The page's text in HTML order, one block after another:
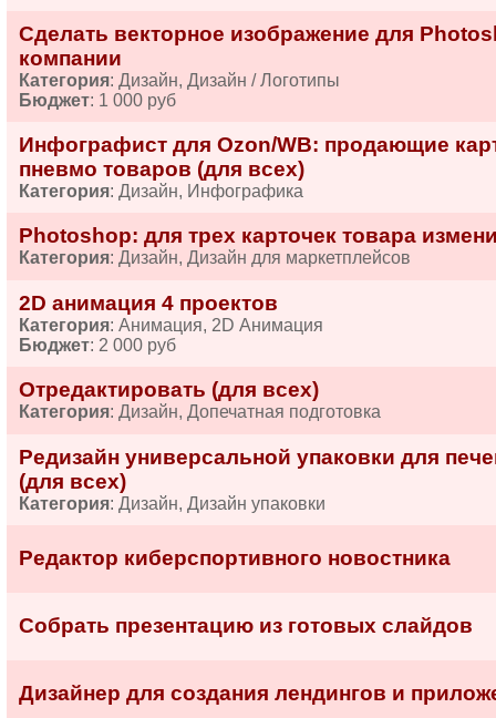
Сделать векторное изображение для
компании
Категория: Дизайн, Дизайн / Логотипы
Бюджет: 1 000 руб
Инфографист для Ozon/WB: продающие
пневмо товаров (для всех)
Категория: Дизайн, Инфографика
Photoshop: для трех карточек товара
Категория: Дизайн, Дизайн для маркетплейсов
2D анимация 4 проектов
Категория: Анимация, 2D Анимация
Бюджет: 2 000 руб
Отредактировать (для всех)
Категория: Дизайн, Допечатная подготовка
Редизайн универсальной упаковки для
(для всех)
Категория: Дизайн, Дизайн упаковки
Редактор киберспортивного новостника
Собрать презентацию из готовых слайдов
Дизайнер для создания лендингов и